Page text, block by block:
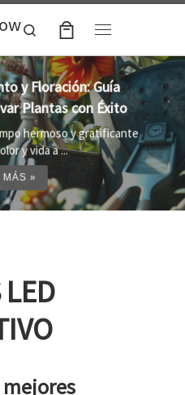
Search
indoor: la clave para un
óptimo de tus plantas
en el interior, es importante
el entorno adecuado ...
LEER MÁS »
mejores